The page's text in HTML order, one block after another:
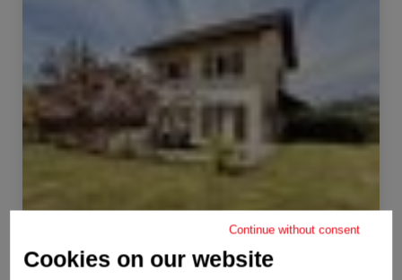
Casa 100 m²
5 Quartos
Continue without consent
Cookies on our website